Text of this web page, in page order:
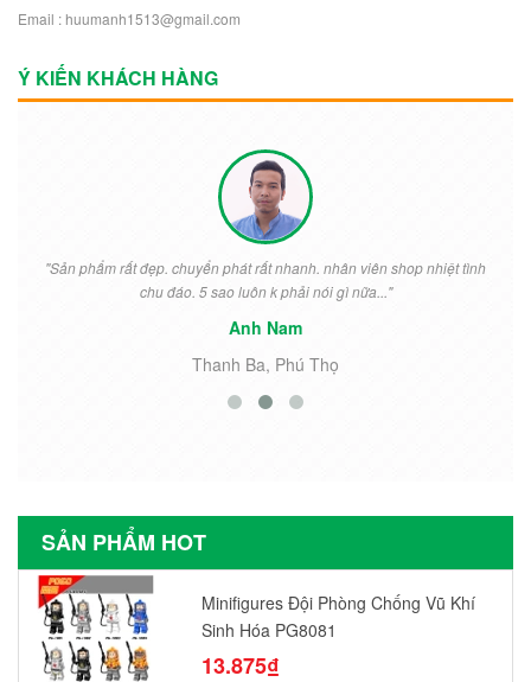
Email : huumanh1513@gmail.com
Ý KIẾN KHÁCH HÀNG
"Sản phẩm rất đẹp. chuyển phát rất nhanh. nhân viên shop nhiệt tình
chu đáo. 5 sao luôn k phải nói gì nữa..."
Anh Nam
Thanh Ba, Phú Thọ
SẢN PHẨM HOT
Minifigures Đội Phòng Chống Vũ Khí
Sinh Hóa PG8081
13.875₫